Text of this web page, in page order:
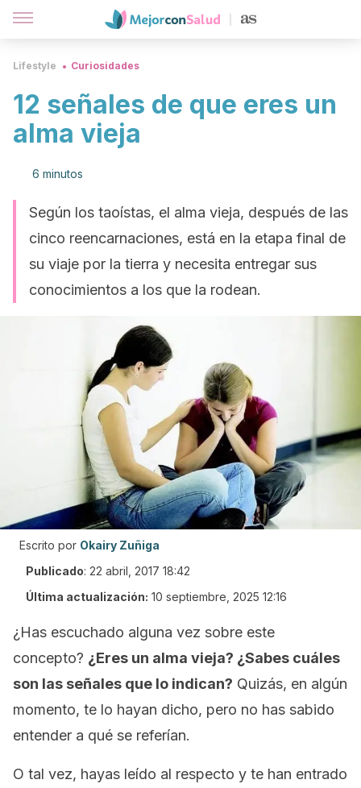
Lifestyle Curiosidades
12 señales de que eres un
alma vieja
6 minutos
Según los taoístas, el alma vieja, después de las
cinco reencarnaciones, está en la etapa final de
su viaje por la tierra y necesita entregar sus
conocimientos a los que la rodean.
Escrito por Okairy Zuñiga
Publicado: 22 abril, 2017 18:42
Última actualización: 10 septiembre, 2025 12:16
¿Has escuchado alguna vez sobre este
concepto? ¿Eres un alma vieja? ¿Sabes cuáles
son las señales que lo indican? Quizás, en algún
momento, te lo hayan dicho, pero no has sabido
entender a qué se referían.
O tal vez, hayas leído al respecto y te han entrado